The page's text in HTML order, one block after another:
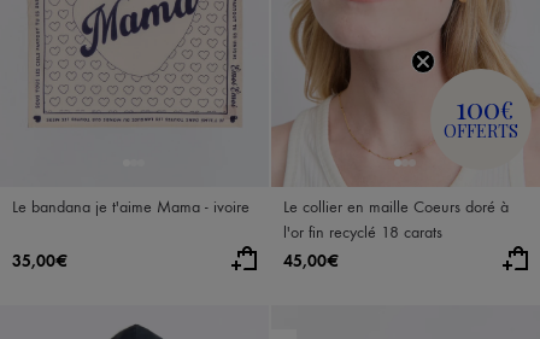
Le bandana je t'aime Mama - ivoire
35,00€
Le collier en maille Coeurs doré à
l'or fin recyclé 18 carats
45,00€
100€
OFFERTS